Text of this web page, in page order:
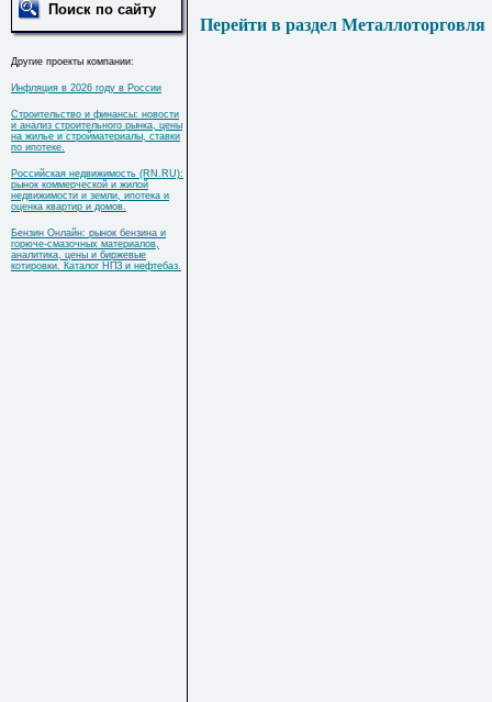
Поиск по сайту
Другие проекты компании:
Инфляция в 2026 году в России
Строительство и финансы: новости
и анализ строительного рынка, цены
на жилье и стройматериалы, ставки
по ипотеке.
Российская недвижимость (RN.RU):
рынок коммерческой и жилой
недвижимости и земли, ипотека и
оценка квартир и домов.
Бензин Онлайн: рынок бензина и
горюче-смазочных материалов,
аналитика, цены и биржевые
котировки. Каталог НПЗ и нефтебаз.
Перейти в раздел Металлоторговля